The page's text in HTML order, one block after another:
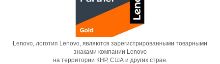
Lenovo, логотип Lenovo, являются зарегистрированными товарными
знаками компании Lenovo
на территории КНР, США и других стран.